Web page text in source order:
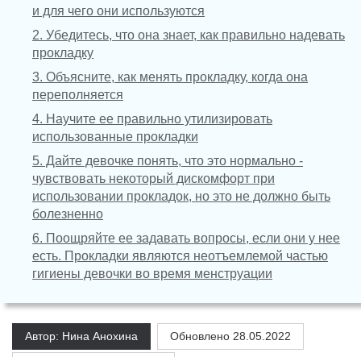
и для чего они используются
2. Убедитесь, что она знает, как правильно надевать
прокладку
3. Объясните, как менять прокладку, когда она
переполняется
4. Научите ее правильно утилизировать
использованные прокладки
5. Дайте девочке понять, что это нормально -
чувствовать некоторый дискомфорт при
использовании прокладок, но это не должно быть
болезненно
6. Поощряйте ее задавать вопросы, если они у нее
есть. Прокладки являются неотъемлемой частью
гигиены девочки во время менструации
Автор: Нина Анохина Обновлено 28.05.2022